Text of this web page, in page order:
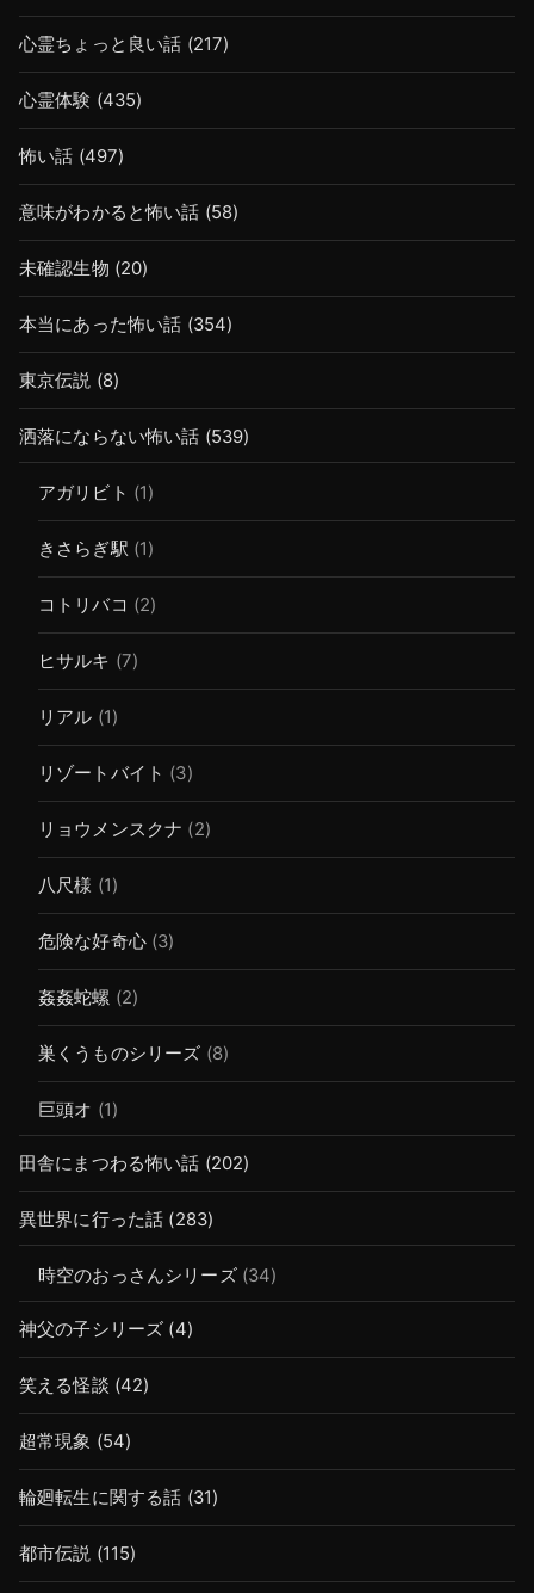
心霊ちょっと良い話 (217)
心霊体験 (435)
怖い話 (497)
意味がわかると怖い話 (58)
未確認生物 (20)
本当にあった怖い話 (354)
東京伝説 (8)
洒落にならない怖い話 (539)
アガリビト (1)
きさらぎ駅 (1)
コトリバコ (2)
ヒサルキ (7)
リアル (1)
リゾートバイト (3)
リョウメンスクナ (2)
八尺様 (1)
危険な好奇心(3)
姦姦蛇螺 (2)
巣くうものシリーズ (8)
巨頭オ (1)
田舎にまつわる怖い話 (202)
異世界に行った話 (283)
時空のおっさんシリーズ(34)
神父の子シリーズ (4)
笑える怪談 (42)
超常現象 (54)
輪廻転生に関する話 (31)
都市伝説 (115)